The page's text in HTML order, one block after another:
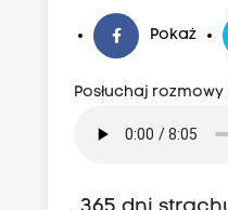
Pokaż
Posłuchaj